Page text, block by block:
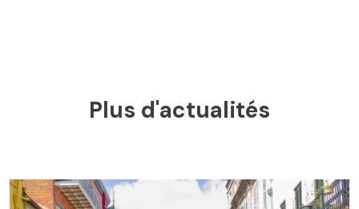
Plus d'actualités